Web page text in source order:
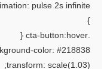
animation: pulse 2s
background-color:
transform: